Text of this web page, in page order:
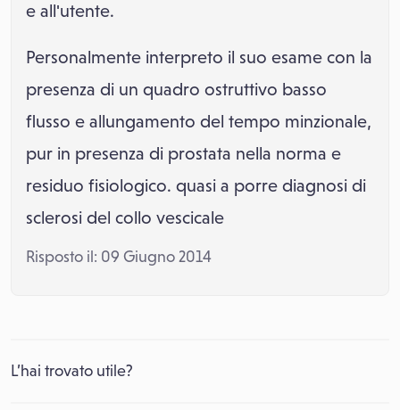
e all'utente.
Personalmente interpreto il suo esame con la
presenza di un quadro ostruttivo basso
flusso e allungamento del tempo minzionale,
pur in presenza di prostata nella norma e
residuo fisiologico. quasi a porre diagnosi di
sclerosi del collo vescicale
Risposto il: 09 Giugno 2014
L’hai trovato utile?